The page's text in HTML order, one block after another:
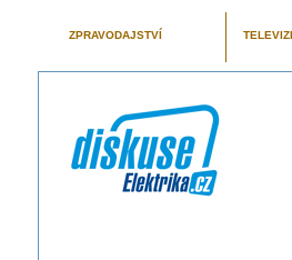
ZPRAVODAJSTVÍ